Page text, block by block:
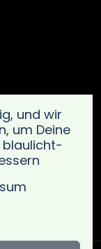
und wir
um Deine
blaulicht-